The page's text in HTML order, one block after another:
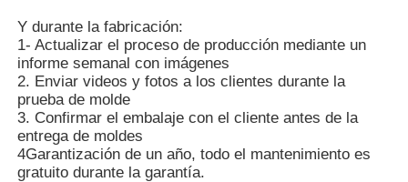
Y durante la fabricación:
1- Actualizar el proceso de producción mediante un
informe semanal con imágenes
2. Enviar videos y fotos a los clientes durante la
prueba de molde
3. Confirmar el embalaje con el cliente antes de la
entrega de moldes
4Garantización de un año, todo el mantenimiento es
gratuito durante la garantía.